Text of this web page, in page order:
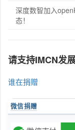
深度数智加入
态！
请支持IMCN发展
谁在捐赠
微信捐赠